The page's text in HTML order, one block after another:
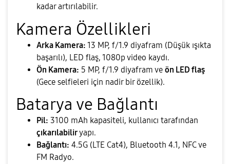
kadar artırılabilir.
​Kamera Özellikleri
Arka Kamera: 13 MP, f/1.9 diyafram (Düşük ışıkta
başarılı), LED flaş, 1080p video kaydı.
Ön Kamera: 5 MP, f/1.9 diyafram ve ön LED flaş
(Gece selfieleri için nadir bir özellik).
​Batarya ve Bağlantı
Pil: 3100 mAh kapasiteli, kullanıcı tarafından
çıkarılabiliryapı.
Bağlantı: 4.5G (LTE Cat4), Bluetooth 4.1, NFC ve
FM Radyo.